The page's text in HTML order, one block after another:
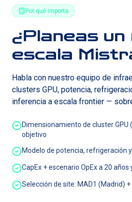
Por qué importa
¿Planeas un
escala
Habla con nuestro equipo de
clusters GPU, potencia,
inferencia a escala frontier —
Dimensionamiento de cluster GPU
objetivo
Modelo de potencia, refrigeración
CapEx + escenario OpEx a 20
Selección de site: MAD1 (Madrid)